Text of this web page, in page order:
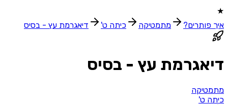
מתמטיקה כיתה ט' דיאגרמת עץ - בסיס
עץ - בסיס
ט'